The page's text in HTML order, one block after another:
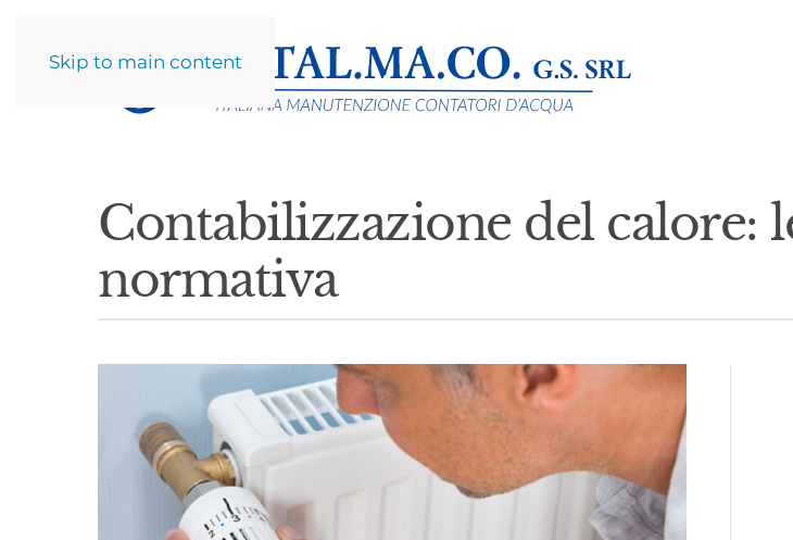
Skip to main content
Contabilizzazione del calore:
normativa